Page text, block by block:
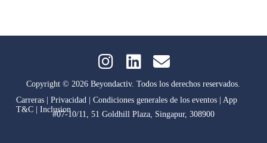
Copyright © 2026 Beyondactiv. Todos los derechos reservados.
Carreras| Privacidad Condiciones generales de los eventos
App
T&C| Inclusion
#07-10/11, 51 Goldhill Plaza, Singapur, 308900